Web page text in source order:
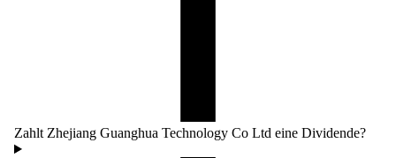
Zahlt Zhejiang Guanghua Technology Co Ltd eine Dividende?